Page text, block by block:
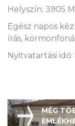
Helyszín: 3905
Egész napos
írás,
Nyitvatartási idő:
MÉG